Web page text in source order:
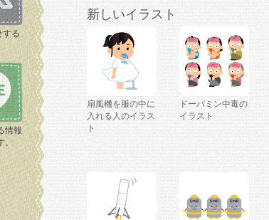
する
情報
。
新しいイラスト
扇風機を服の中に
入れる人のイラス
ト
ドーパミン中毒の
イラスト